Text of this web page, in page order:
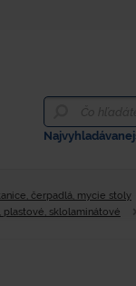
čerpadlá, mycie stoly
sklolaminátové